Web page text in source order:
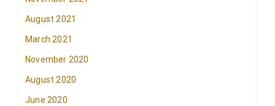
August 2021
March 2021
November 2020
August 2020
June 2020